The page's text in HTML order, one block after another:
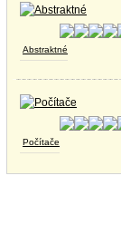
Abstraktné
Počítače